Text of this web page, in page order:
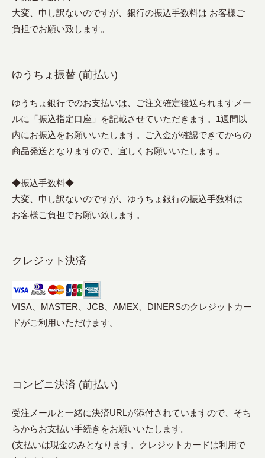
大変、申し訳ないのですが、銀行の振込手数料は お客様ご
負担でお願い致します。
ゆうちょ振替 (前払い)
ゆうちょ銀行でのお支払いは、ご注文確定後送られますメー
ルに「振込指定口座」を記載させていただきます。1週間以
内にお振込をお願いいたします。ご入金が確認できてからの
商品発送となりますので、宜しくお願いいたします。
◆振込手数料◆
大変、申し訳ないのですが、ゆうちょ銀行の振込手数料は
お客様ご負担でお願い致します。
クレジット決済
VISA、MASTER、JCB、AMEX、DINERSのクレジットカー
ドがご利用いただけます。
コンビニ決済 (前払い)
受注メールと一緒に決済URLが添付されていますので、そち
らからお支払い手続きをお願いいたします。
(支払いは現金のみとなります。クレジットカードは利用で